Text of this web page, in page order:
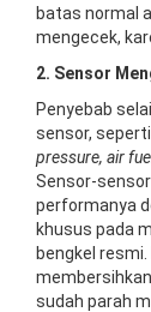
batas normal
mengecek,
2. Sensor
Penyebab
sensor,
pressure, air
Sensor-
performanya
khusus pada
bengkel
sudah parah